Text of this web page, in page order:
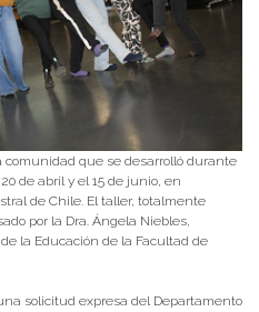
comunidad que se desarrolló durante
de abril y el 15 de junio, en
de Chile. El taller, totalmente
por la Dra. Ángela Niebles,
la Educación de la Facultad de
solicitud expresa del Departamento